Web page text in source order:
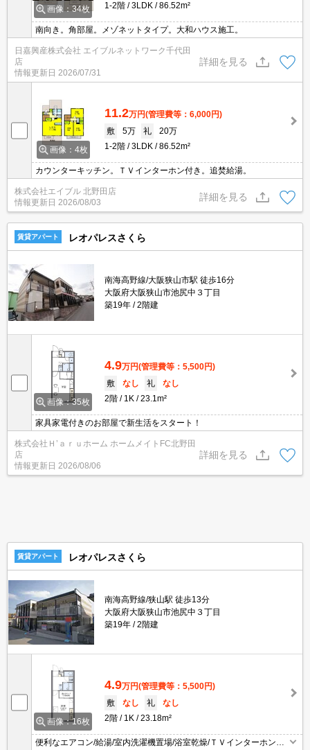
画像：34枚
1-2階
3LDK 86.52m²
南向き。角部屋。メゾネットタイプ。大和ハウス施工。
日嘉興産株式会社 エイブルネットワーク千代田
店
情報更新日 2026/07/31
詳細を見る
画像：4枚
11.2万円(管理費等：6,000円)
敷
5万 礼
20万
1-2階
3LDK 86.52m²
カウンターキッチン。ＴＶインターホン付き。追焚給湯。
株式会社エイブル 北野田店
情報更新日 2026/08/03
詳細を見る
賃貸アパート レオパレスさくら
南海高野線/大阪狭山市駅 徒歩16分
大阪府大阪狭山市池尻中３丁目
築19年
2階建
画像：35枚
4.9万円(管理費等：5,500円)
敷
なし 礼
なし
2階
1K 23.1m²
家具家電付きのお部屋で新生活をスタート！
株式会社Ｈ’ａｒｕホーム ホームメイトFC北野田
店
情報更新日 2026/08/06
詳細を見る
賃貸アパート レオパレスさくら
南海高野線/狭山駅 徒歩13分
大阪府大阪狭山市池尻中３丁目
築19年
2階建
画像：16枚
4.9万円(管理費等：5,500円)
敷
なし 礼
なし
2階
1K 23.18m²
便利なエアコン/給湯/室内洗濯機置場/浴室乾燥/ＴＶインターホンな